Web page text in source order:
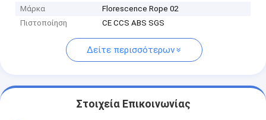
Μάρκα
Florescence Rope 02
Πιστοποίηση
CE CCS ABS SGS
Δείτε περισσότερων
Στοιχεία Επικοινωνίας